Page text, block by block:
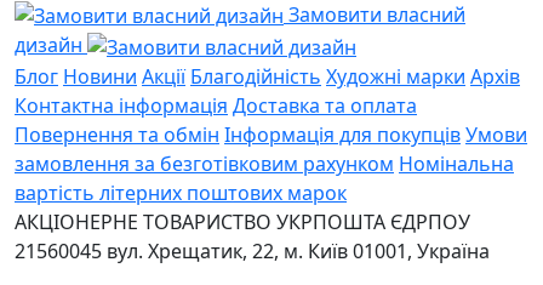
Замовити власний
дизайн
Блог Новини Акції Благодійність Художні марки Архів
Контактна інформація Доставка та оплата
Повернення та обмін Інформація для покупцівУмови
замовлення за безготівковим рахунком Номінальна
вартість літерних поштових марок
АКЦІОНЕРНЕ ТОВАРИСТВО УКРПОШТА ЄДРПОУ
21560045 вул. Хрещатик, 22, м. Київ01001, Україна